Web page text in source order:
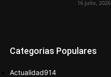
16 julio, 2026
Categorias Populares
Actualidad914